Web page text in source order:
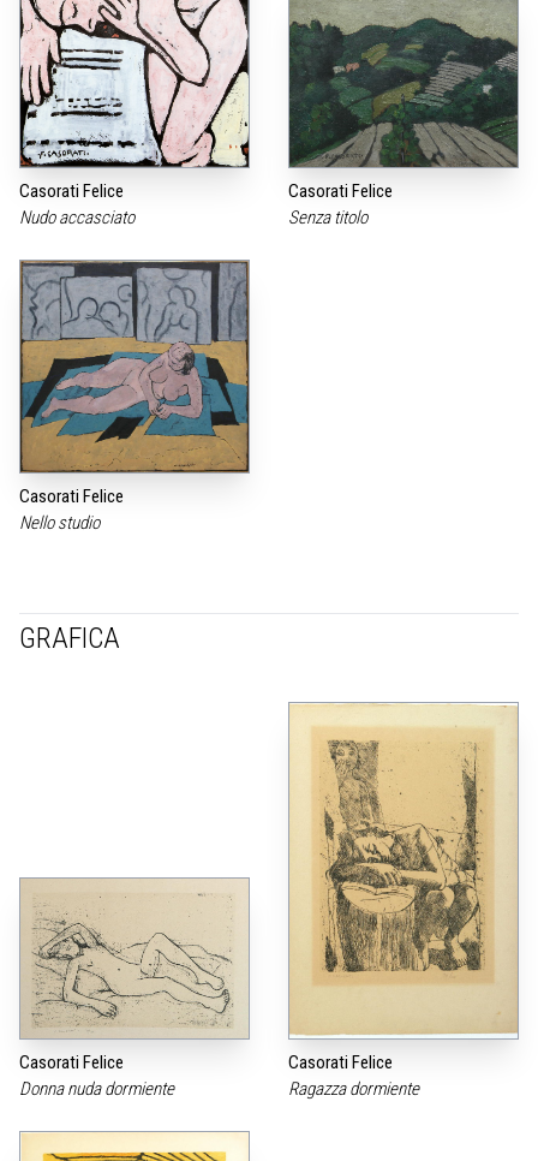
Casorati Felice
Nudo accasciato
Casorati Felice
Senza titolo
Casorati Felice
Nello studio
GRAFICA
Casorati Felice
Donna nuda dormiente
Casorati Felice
Ragazza dormiente